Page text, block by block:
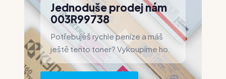
Jednoduše prodej nám
003R99738
Potřebuješ rychle peníze a máš
ještě tento toner? Vykoupíme ho.